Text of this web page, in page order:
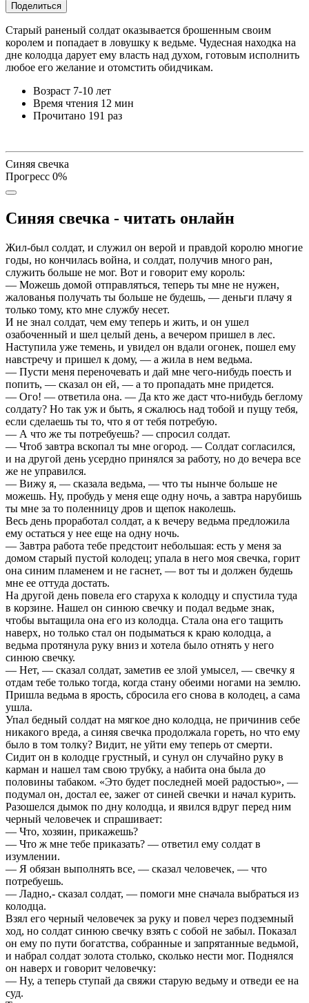
Поделиться
Старый раненый солдат оказывается брошенным своим
королем и попадает в ловушку к ведьме. Чудесная находка на
дне колодца дарует ему власть над духом, готовым исполнить
любое его желание и отомстить обидчикам.
Возраст 7-10 лет
Время чтения 12 мин
Прочитано 191 раз
Синяя свечка
Прогресс 0%
Синяя свечка - читать онлайн
Жил-был солдат, и служил он верой и правдой королю многие
годы, но кончилась война, и солдат, получив много ран,
служить больше не мог. Вот и говорит ему король:
— Можешь домой отправляться, теперь ты мне не нужен,
жалованья получать ты больше не будешь, — деньги плачу я
только тому, кто мне службу несет.
И не знал солдат, чем ему теперь и жить, и он ушел
озабоченный и шел целый день, а вечером пришел в лес.
Наступила уже темень, и увидел он вдали огонек, пошел ему
навстречу и пришел к дому, — а жила в нем ведьма.
— Пусти меня переночевать и дай мне чего-нибудь поесть и
попить, — сказал он ей, — а то пропадать мне придется.
— Ого! — ответила она. — Да кто же даст что-нибудь беглому
солдату? Но так уж и быть, я сжалюсь над тобой и пущу тебя,
если сделаешь ты то, что я от тебя потребую.
— А что же ты потребуешь? — спросил солдат.
— Чтоб завтра вскопал ты мне огород. — Солдат согласился,
и на другой день усердно принялся за работу, но до вечера все
же не управился.
— Вижу я, — сказала ведьма, — что ты нынче больше не
можешь. Ну, пробудь у меня еще одну ночь, а завтра нарубишь
ты мне за то поленницу дров и щепок наколешь.
Весь день проработал солдат, а к вечеру ведьма предложила
ему остаться у нее еще на одну ночь.
— Завтра работа тебе предстоит небольшая: есть у меня за
домом старый пустой колодец; упала в него моя свечка, горит
она синим пламенем и не гаснет, — вот ты и должен будешь
мне ее оттуда достать.
На другой день повела его старуха к колодцу и спустила туда
в корзине. Нашел он синюю свечку и подал ведьме знак,
чтобы вытащила она его из колодца. Стала она его тащить
наверх, но только стал он подыматься к краю колодца, а
ведьма протянула руку вниз и хотела было отнять у него
синюю свечку.
— Нет, — сказал солдат, заметив ее злой умысел, — свечку я
отдам тебе только тогда, когда стану обеими ногами на землю.
Пришла ведьма в ярость, сбросила его снова в колодец, а сама
ушла.
Упал бедный солдат на мягкое дно колодца, не причинив себе
никакого вреда, а синяя свечка продолжала гореть, но что ему
было в том толку? Видит, не уйти ему теперь от смерти.
Сидит он в колодце грустный, и сунул он случайно руку в
карман и нашел там свою трубку, а набита она была до
половины табаком. «Это будет последней моей радостью», —
подумал он, достал ее, зажег от синей свечки и начал курить.
Разошелся дымок по дну колодца, и явился вдруг перед ним
черный человечек и спрашивает:
— Что, хозяин, прикажешь?
— Что ж мне тебе приказать? — ответил ему солдат в
изумлении.
— Я обязан выполнять все, — сказал человечек, — что
потребуешь.
— Ладно,- сказал солдат, — помоги мне сначала выбраться из
колодца.
Взял его черный человечек за руку и повел через подземный
ход, но солдат синюю свечку взять с собой не забыл. Показал
он ему по пути богатства, собранные и запрятанные ведьмой,
и набрал солдат золота столько, сколько нести мог. Поднялся
он наверх и говорит человечку:
— Ну, а теперь ступай да свяжи старую ведьму и отведи ее на
суд.